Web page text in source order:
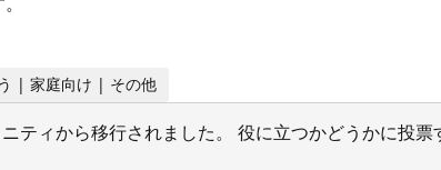
| 家庭向け | その他
ティから移行されました。 役に立つかどうかに投